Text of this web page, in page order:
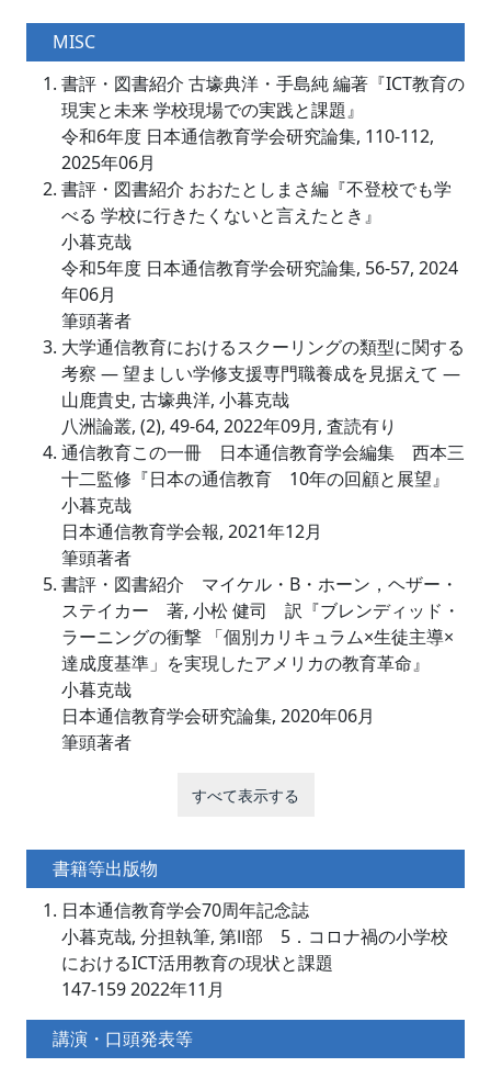
MISC
書評・図書紹介 古壕典洋・手島純 編著『ICT教育の
現実と未来 学校現場での実践と課題』
令和6年度 日本通信教育学会研究論集, 110-112,
2025年06月
書評・図書紹介 おおたとしまさ編『不登校でも学
べる 学校に行きたくないと言えたとき』
小暮克哉
令和5年度 日本通信教育学会研究論集, 56-57, 2024
年06月
筆頭著者
大学通信教育におけるスクーリングの類型に関する
考察 ― 望ましい学修支援専門職養成を見据えて ―
山鹿貴史, 古壕典洋, 小暮克哉
八洲論叢, (2), 49-64, 2022年09月, 査読有り
通信教育この一冊 日本通信教育学会編集 西本三
十二監修『日本の通信教育 10年の回顧と展望』
小暮克哉
日本通信教育学会報, 2021年12月
筆頭著者
書評・図書紹介 マイケル・B・ホーン，ヘザー・
ステイカー 著, 小松 健司 訳『ブレンディッド・
ラーニングの衝撃 「個別カリキュラム×生徒主導×
達成度基準」を実現したアメリカの教育革命』
小暮克哉
日本通信教育学会研究論集, 2020年06月
筆頭著者
すべて表示する
書籍等出版物
日本通信教育学会70周年記念誌
小暮克哉, 分担執筆, 第Ⅱ部 5．コロナ禍の小学校
におけるICT活用教育の現状と課題
147‐159 2022年11月
講演・口頭発表等